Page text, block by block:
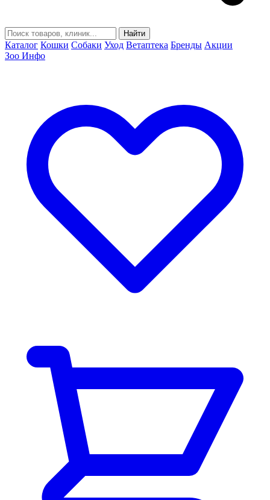
Найти
Каталог Кошки Собаки Уход Ветаптека Бренды Акции
Зоо Инфо